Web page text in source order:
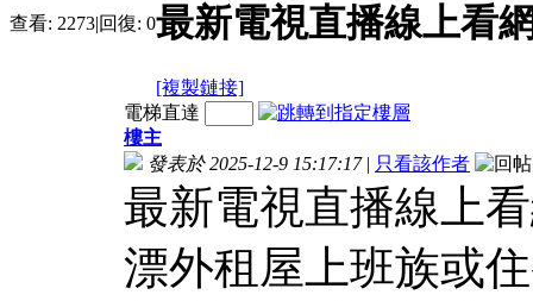
查看: 2273|回復: 0最新電視直播線上看
[複製鏈接]
電梯直達
樓主
發表於 2025-12-9 15:17:17 | 只看該作者
最新電視直播線上
漂外租屋上班族或